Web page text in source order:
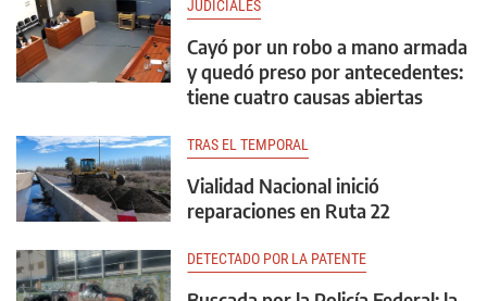
JUDICIALES
Cayó por un robo a mano armada
y quedó preso por antecedentes:
tiene cuatro causas abiertas
TRAS EL TEMPORAL
Vialidad Nacional inició
reparaciones en Ruta 22
DETECTADO POR LA PATENTE